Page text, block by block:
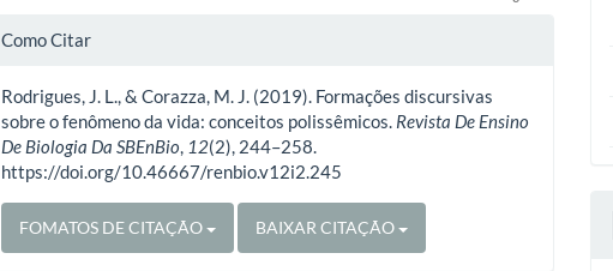
Detalhes
artigo
Como Citar
Rodrigues, J. L., & Corazza, M. J. (2019). Formações discursivas
sobre o fenômeno da vida: conceitos polissêmicos. Revista De Ensino
De Biologia Da SBEnBio, 12(2), 244–258.
https://doi.org/10.46667/renbio.v12i2.245
FOMATOS DE CITAÇÃO BAIXAR CITAÇÃO